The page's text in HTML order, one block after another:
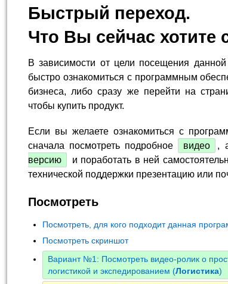
Быстрый переход.
Что Вы сейчас хотите
В зависимости от цели посещения
быстро ознакомиться с программным
бизнеса, либо сразу же перейти на
чтобы купить продукт.
Если вы желаете ознакомиться с
сначала посмотреть подробное
видео ,
версию
и поработать в ней
технической поддержки презентацию или
Посмотреть
Посмотреть, для кого подходит данная
Посмотреть скриншот
Вариант №1: Посмотреть видео-ролик о
логистикой и экспедированием (Логистика)